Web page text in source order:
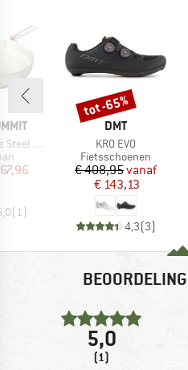
Pan
prijs
(1 )
MERK
DMT
Artikel
KR0 EVO
Productgroep
Fietsschoenen
Prijs
€ 408,95Verlaagde prijs
vanaf
€ 143,13
4,3(3)
Korting
tot -65%
5,0
(1)